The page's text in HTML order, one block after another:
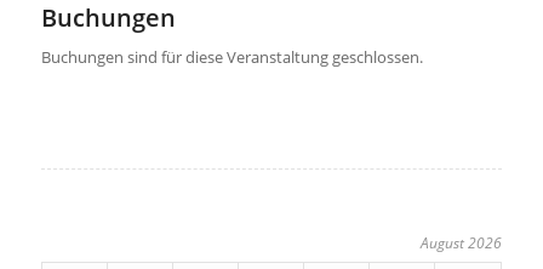
Buchungen
Buchungen sind für diese Veranstaltung geschlossen.
August 2026